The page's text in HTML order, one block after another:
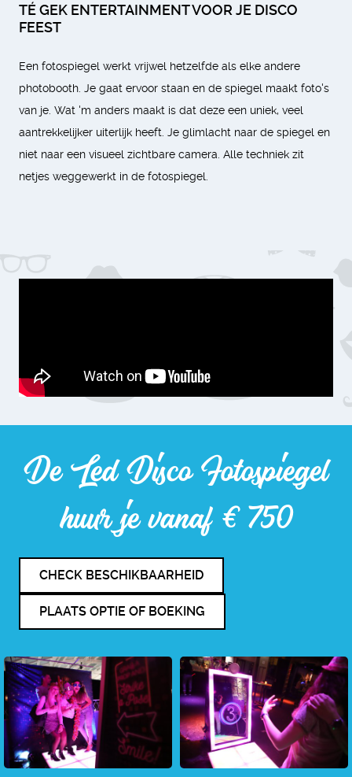
TÉ GEK ENTERTAINMENT VOOR JE DISCO
FEEST
Een fotospiegel werkt vrijwel hetzelfde als elke andere
photobooth. Je gaat ervoor staan en de spiegel maakt foto's
van je. Wat 'm anders maakt is dat deze een uniek, veel
aantrekkelijker uiterlijk heeft. Je glimlacht naar de spiegel en
niet naar een visueel zichtbare camera. Alle techniek zit
netjes weggewerkt in de fotospiegel.
De Led Disco Fotospiegel
huur je vanaf € 750
CHECK BESCHIKBAARHEID
PLAATS OPTIE OF BOEKING